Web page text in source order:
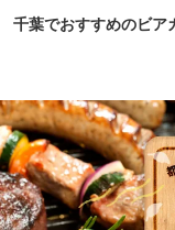
千葉でおすすめのビア